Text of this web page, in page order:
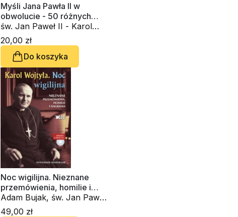
Myśli Jana Pawła II w
obwolucie - 50 różnych
cytatów - wydanie błękitne
św. Jan Paweł II - Karol
Wojtyła
20,00 zł
Do koszyka
Noc wigilijna. Nieznane
przemówienia, homilie i
nagrania
Adam Bujak, św. Jan Paweł
II - Karol Wojtyła
49,00 zł